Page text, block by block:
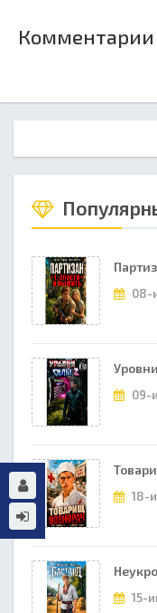
08-
09-
18-
15-